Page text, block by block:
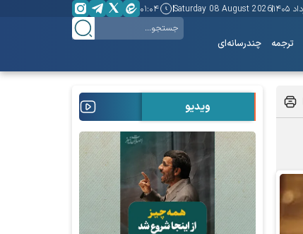
Saturday 08 August 2026 ۰۱:۰۴
ترجمه چندرسانه‌ای
ویدیو